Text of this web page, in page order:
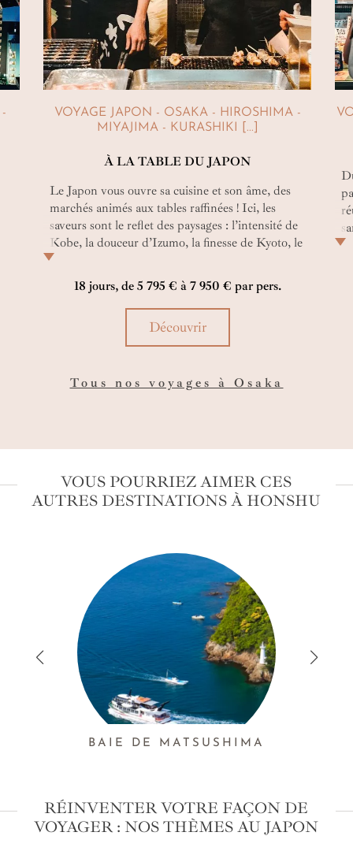
shinto au sanctuaire Sumiyoshi Taisha ou encore la
sérénité du temple Shitenno-ji… Et le tournoi de sumo
en mars ? Nos Travel Planners se chargent de vous
trouver des billets.
VOYAGE JAPON - OSAKA - HIROSHIMA -
MIYAJIMA - KURASHIKI [...]
À LA TABLE DU JAPON
Le Japon vous ouvre sa cuisine et son âme, des
marchés animés aux tables raffinées ! Ici, les
saveurs sont le reflet des paysages : l’intensité de
Kobe, la douceur d’Izumo, la finesse de Kyoto, le
charme de Miyajima. Laissez vos papilles
s’aventurer sur ces terres où la gastronomie
devient un art de vivre, entre authenticité et
créativité. Un voyage culinaire au Japon comme
expérience immersive absolue.
18 jours, de 5 795 € à 7 950 € par pers.
Découvrir
Tous nos voyages à Osaka
VOUS POURRIEZ AIMER CES
AUTRES DESTINATIONS À HONSHU
BAIE DE MATSUSHIMA
RÉINVENTER VOTRE FAÇON DE
VOYAGER : NOS THÈMES AU JAPON